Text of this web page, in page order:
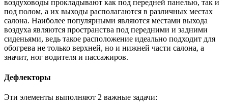
воздуховоды прокладывают как под передней панелью, так и
под полом, а их выходы располагаются в различных местах
салона. Наиболее популярными являются местами выхода
воздуха являются пространства под передними и задними
сиденьями, ведь такое расположение идеально подходит для
обогрева не только верхней, но и нижней части салона, а
значит, ног водителя и пассажиров.
Дефлекторы
Эти элементы выполняют 2 важные задачи: